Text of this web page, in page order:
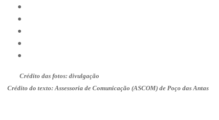
Crédito das fotos: divulgação
Crédito do texto: Assessoria de Comunicação (ASCOM) de Poço das Antas